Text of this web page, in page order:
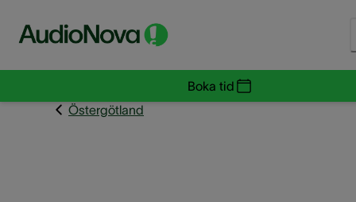
Boka tid
Östergötland